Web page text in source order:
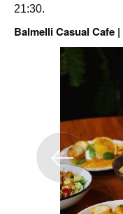
21:30.
Balmelli Casual Cafe |